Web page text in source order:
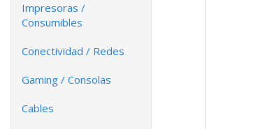
Impresoras /
Consumibles
Conectividad / Redes
Gaming / Consolas
Cables